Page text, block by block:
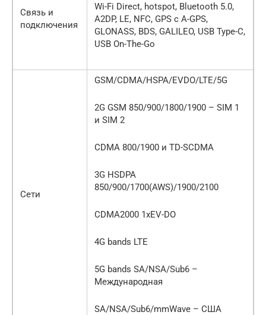
Связь и
подключения
Wi-Fi Direct, hotspot, Bluetooth 5.0,
A2DP, LE, NFC, GPS с A-GPS,
GLONASS, BDS, GALILEO, USB Type-C,
USB On-The-Go
Сети
GSM/CDMA/HSPA/EVDO/LTE/5G
2G GSM 850/900/1800/1900 – SIM 1
и SIM 2
CDMA 800/1900 и TD-SCDMA
3G HSDPA
850/900/1700(AWS)/1900/2100
CDMA2000 1xEV-DO
4G bands LTE
5G bands SA/NSA/Sub6 –
Международная
SA/NSA/Sub6/mmWave – США